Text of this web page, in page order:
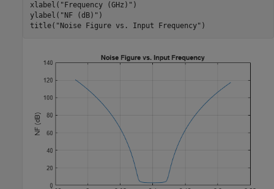
xlabel( "Frequency (GHz)" )
ylabel( "NF (dB)" )
title( "Noise Figure vs. Input Frequency" )